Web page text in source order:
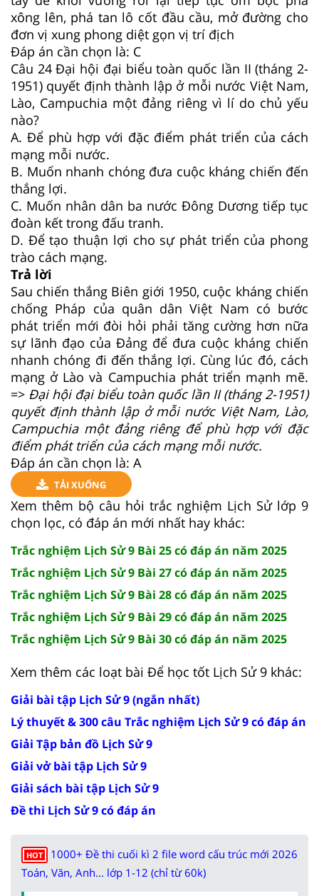
xông lên, phá tan lô cốt đầu cầu, mở đường cho
đơn vị xung phong diệt gọn vị trí địch
Đáp án cần chọn là: C
Câu 24Đại hội đại biểu toàn quốc lần II (tháng 2-
1951) quyết định thành lập ở mỗi nước Việt Nam,
Lào, Campuchia một đảng riêng vì lí do chủ yếu
nào?
A. Để phù hợp với đặc điểm phát triển của cách
mạng mỗi nước.
B. Muốn nhanh chóng đưa cuộc kháng chiến đến
thắng lợi.
C. Muốn nhân dân ba nước Đông Dương tiếp tục
đoàn kết trong đấu tranh.
D. Để tạo thuận lợi cho sự phát triển của phong
trào cách mạng.
Trả lời
Sau chiến thắng Biên giới 1950, cuộc kháng chiến
chống Pháp của quân dân Việt Nam có bước
phát triển mới đòi hỏi phải tăng cường hơn nữa
sự lãnh đạo của Đảng để đưa cuộc kháng chiến
nhanh chóng đi đến thắng lợi. Cùng lúc đó, cách
mạng ở Lào và Campuchia phát triển mạnh mẽ.
=> Đại hội đại biểu toàn quốc lần II (tháng 2-1951)
quyết định thành lập ở mỗi nước Việt Nam, Lào,
Campuchia một đảng riêng để phù hợp với đặc
điểm phát triển của cách mạng mỗi nước.
Đáp án cần chọn là: A
TẢI XUỐNG
Xem thêm bộ câu hỏi trắc nghiệm Lịch Sử lớp 9
chọn lọc, có đáp án mới nhất hay khác:
Trắc nghiệm Lịch Sử 9 Bài 25 có đáp án năm 2025
Trắc nghiệm Lịch Sử 9 Bài 27 có đáp án năm 2025
Trắc nghiệm Lịch Sử 9 Bài 28 có đáp án năm 2025
Trắc nghiệm Lịch Sử 9 Bài 29 có đáp án năm 2025
Trắc nghiệm Lịch Sử 9 Bài 30 có đáp án năm 2025
Xem thêm các loạt bài Để học tốt Lịch Sử 9 khác:
Giải bài tập Lịch Sử 9 (ngắn nhất)
Lý thuyết & 300 câu Trắc nghiệm Lịch Sử 9 có đáp án
Giải Tập bản đồ Lịch Sử 9
Giải vở bài tập Lịch Sử 9
Giải sách bài tập Lịch Sử 9
Đề thi Lịch Sử 9 có đáp án
HOT
1000+ Đề thi cuối kì 2 file word cấu trúc mới 2026
Toán, Văn, Anh... lớp 1-12 (chỉ từ 60k)